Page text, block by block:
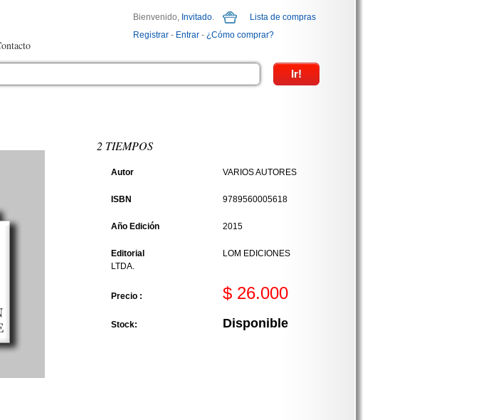
Bienvenido, Invitado.
Lista de compras
Registrar - Entrar - ¿Cómo comprar?
2 TIEMPOS
Autor VARIOS AUTORES
ISBN 9789560005618
Año Edición 2015
Editorial
LOM EDICIONES
LTDA.
Precio : $ 26.000
Stock: Disponible